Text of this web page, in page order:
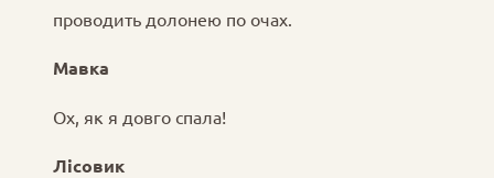
проводить долонею по очах.
Мавка
Ох, як я довго спала!
Лісовик